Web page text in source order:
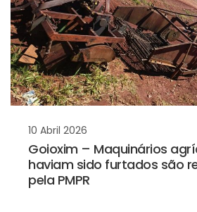
10 Abril 2026
Goioxim – Maquinários
haviam sido furtados são
pela PMPR